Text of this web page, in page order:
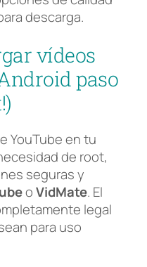
descarga.
vídeos
paso
YouTube en tu
de root,
seguras y
oVidMate. El
legal
para uso